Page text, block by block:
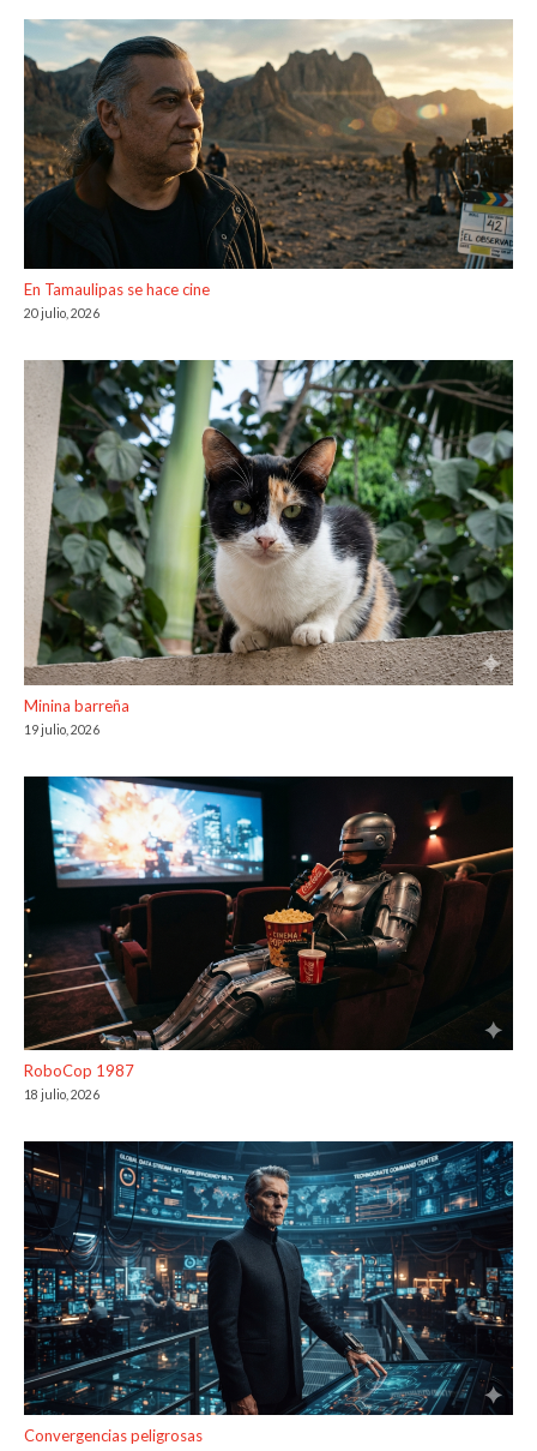
En Tamaulipas se hace cine
20 julio, 2026
Minina barreña
19 julio, 2026
RoboCop 1987
18 julio, 2026
Convergencias peligrosas